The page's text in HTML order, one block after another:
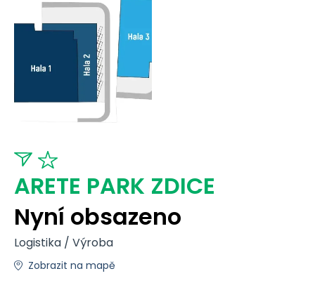
ARETE PARK ZDICE
Nyní obsazeno
Logistika / Výroba
Zobrazit na mapě